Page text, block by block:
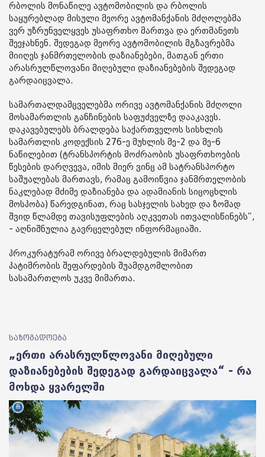
რბოლის მონაწილე ავტომობილის და რბოლის
საყურებლად მისული მეორე ავტომანქანის მძღოლებმა
ვერ უზრუნველყვეს უსაფრთხო მართვა და ერთმანეთს
შეეჯახნენ. შედეგად მეორე ავტომობილის მგზავრებმა
მიიღეს ჯანმრთელობის დაზიანებები, მათგან ერთი
არასრულწლოვანი მიღებული დაზიანებების შედეგად
გარდაიცვალა.
სამართალდამცველებმა ორივე ავტომანქანის მძღოლი
მოსამართლის განჩინების საფუძველზე დააკავეს.
დაკავებულებს ბრალდება საქართველოს სისხლის
სამართლის კოდექსის 276-ე მუხლის მე-2 და მე-6
ნაწილებით (ტრანსპორტის მოძრაობის უსაფრთხოების
წესების დარღვევა, იმის მიერ ვინც ამ სატრანსპორტო
საშუალებას მართავს, რამაც გამოიწვია ჯანმრთელობის
ნაკლებად მძიმე დაზიანება და ადამიანის სიცოცხლის
მოსპობა) წარედგინათ, რაც სასჯელის სახედ და ზომად
შვიდ წლამდე თავისუფლების აღკვეთას ითვალისწინებს“,
- აღნიშნულია გავრცელებულ ინფორმაციაში.
პროკურატურამ ორივე ბრალდებულის მიმართ
პატიმრობის შეფარდების შუამდგომლობით
სასამართლოს უკვე მიმართა.
საზოგადოება
„ერთი არასრულწლოვანი მიღებული
დაზიანებების შედეგად გარდაიცვალა“ - რა
მოხდა ყვარელში